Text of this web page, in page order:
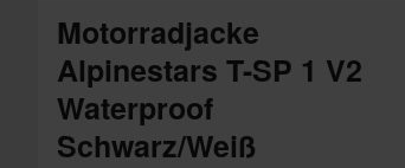
Motorradjacke
Alpinestars T-SP 1 V2
Waterproof
Schwarz/Weiß